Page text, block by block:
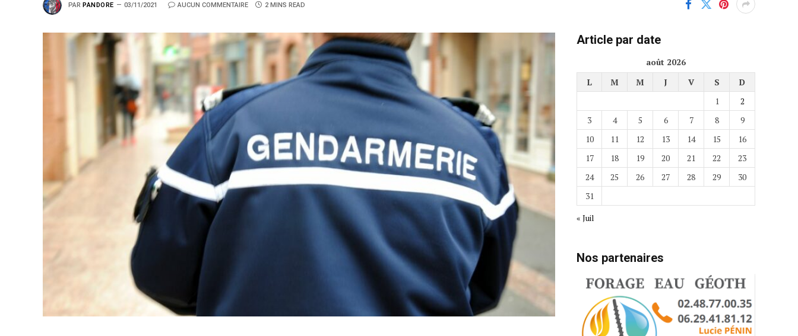
PAR PANDORE 03/11/2021 AUCUN COMMENTAIRE 2 MINS READ
Article par date
août 2026
L
M M J V S
D
1
2
3
4 5 6 7 8
9
10
11 12 13 14 15
16
17
18 19 20 21 22
23
24
25 26 27 28 29
30
31
« Juil
Nos partenaires